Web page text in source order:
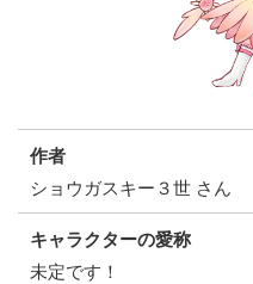
作者
ショウガスキー３世 さん
キャラクターの愛称
未定です！